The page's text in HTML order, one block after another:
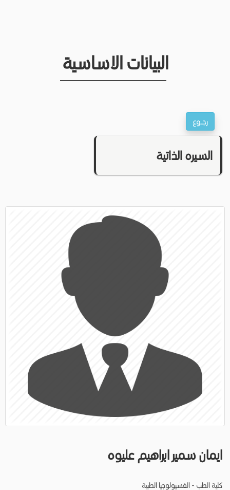
البيانات الاساسية
السيره الذاتية
ايمان سمير ابراهيم عليوه
كلية الطب - الفسيولوجيا الطبية